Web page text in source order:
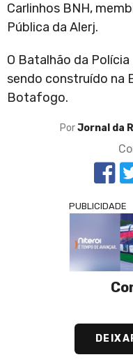
Carlinhos BNH,
Pública da Alerj.
O Batalhão da
sendo construído na
Botafogo.
PorJornal da
PUBLICIDADE